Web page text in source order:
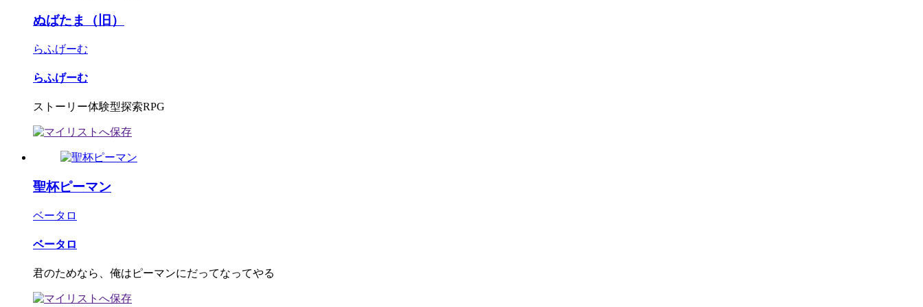
ぬばたま（旧）
らふげーむ
らふげーむ
ストーリー体験型探索RPG
聖杯ピーマン
ベータロ
ベータロ
君のためなら、俺はピーマンにだってなってやる